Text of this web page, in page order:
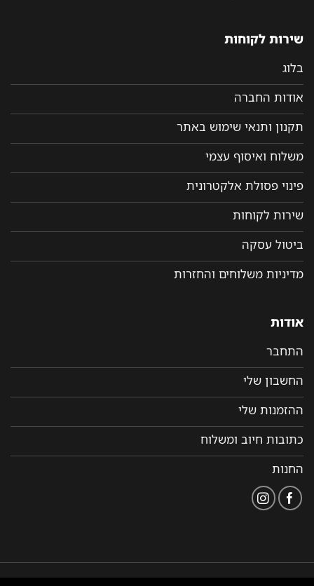
שירות לקוחות
בלוג
אודות החברה
תקנון ותנאי שימוש באתר
משלוח ואיסוף עצמי
פינוי פסולת אלקטרונית
שירות לקוחות
ביטול עסקה
מדיניות משלוחים והחזרות
אודות
התחבר
החשבון שלי
ההזמנות שלי
כתובות חיוב ומשלוח
החנות